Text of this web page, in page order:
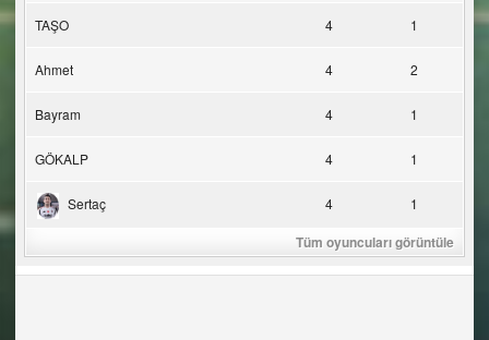
TAŞO 4 1
Ahmet 4 2
Bayram 4 1
GÖKALP 4 1
Sertaç 4 1
Tüm oyuncuları görüntüle